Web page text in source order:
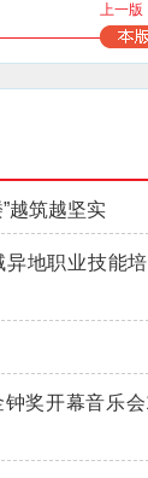
上一版
越筑越坚实
异地职业技能
奖开幕音乐会